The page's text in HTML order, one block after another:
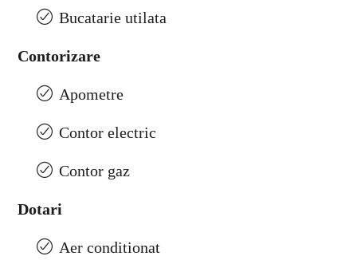
Bucatarie utilata
Contorizare
Apometre
Contor electric
Contor gaz
Dotari
Aer conditionat